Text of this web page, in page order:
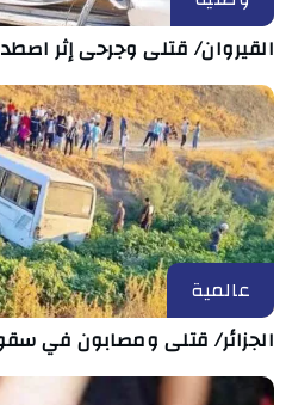
القيروان/ قتلى وجرحى إثر
عالمية
الجزائر/ قتلى ومصابون في